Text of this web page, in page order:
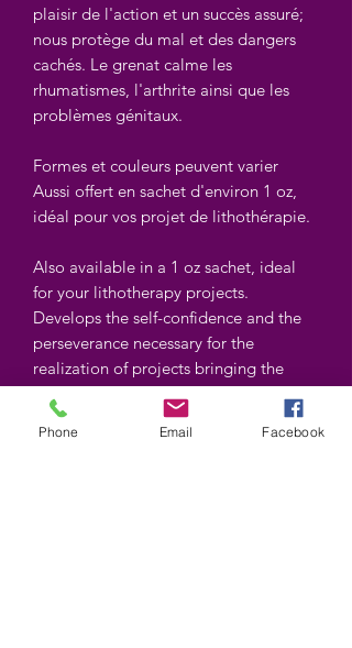
plaisir de l'action et un succès assuré;
nous protège du mal et des dangers
cachés. Le grenat calme les
rhumatismes, l'arthrite ainsi que les
problèmes génitaux.
Formes et couleurs peuvent varier
Aussi offert en sachet d'environ 1 oz,
idéal pour vos projet de lithothérapie.
Also available in a 1 oz sachet, ideal
for your lithotherapy projects.
Develops the self-confidence and the
perseverance necessary for the
realization of projects bringing the
pleasure of action and assured success;
protects us from evil and hidden
dangers. Garnet calms rheumatism,
Phone Email Facebook